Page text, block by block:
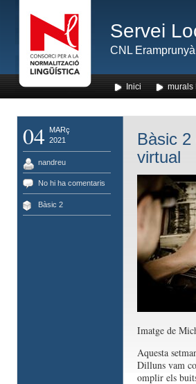
Servei
CNL Eramprunyà
Inici murals
04
MARç
2021
nandreu
No hi ha comentaris
Bàsic 2
Bàsic
virtual
Imatge de
Aquesta
Dilluns vam
omplir els